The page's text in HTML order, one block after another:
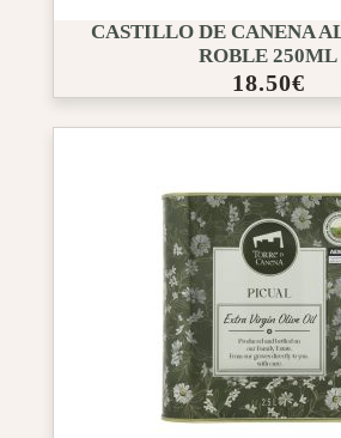
CASTILLO DE CANENA
ROBLE 250ML
18.50€